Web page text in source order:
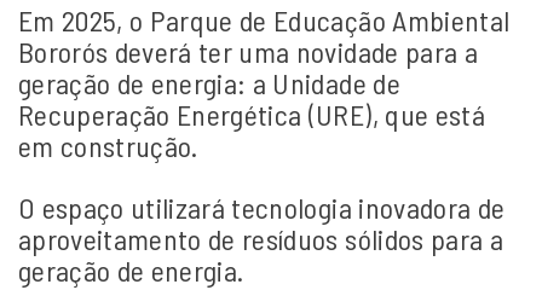
Em 2025, o Parque de Educação Ambiental
Bororós deverá ter uma novidade para a
geração de energia: a Unidade de
Recuperação Energética (URE), que está
em construção.
O espaço utilizará tecnologia inovadora de
aproveitamento de resíduos sólidos para a
geração de energia.